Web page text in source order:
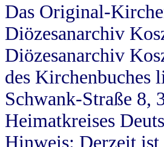
Das Original-
Diözesanarchiv
Diözesanarchiv
des Kirchenbuches
Schwank-Straße 8,
Heimatkreises
Hinweis: Derzeit ist